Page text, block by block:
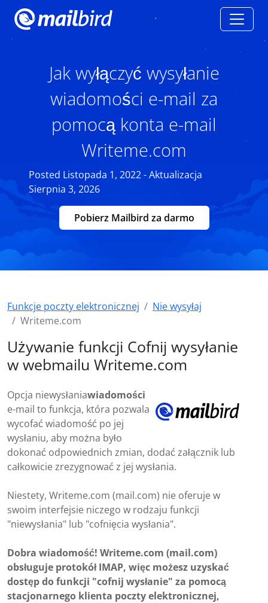
Jak wyłączyć wysyłanie
wiadomości e-mail za
pomocą konta e-mail
Writeme.com
Posted Listopada 1, 2022 - Aktualizacja
Sierpnia 3, 2026
Pobierz Mailbird za darmo
Funkcje poczty elektronicznej
Nie wysyłaj
Writeme.com
Używanie funkcji Cofnij wysyłanie
w webmailu Writeme.com
Opcja niewysłaniawiadomości
e-mail to funkcja, która pozwala
wycofać wiadomość po jej
wysłaniu, aby można było
dokonać odpowiednich zmian, dodać załącznik lub
całkowicie zrezygnować z jej wysłania.
Niestety, Writeme.com (mail.com) nie oferuje w
swoim interfejsie niczego w rodzaju funkcji
"niewysłania" lub "cofnięcia wysłania".
Dobra wiadomość! Writeme.com (mail.com)
obsługuje protokół IMAP, więc możesz uzyskać
dostęp do funkcji "cofnij wysłanie" za pomocą
stacjonarnego klienta poczty elektronicznej,